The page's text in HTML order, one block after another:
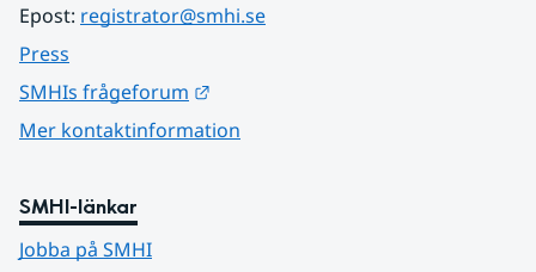
Epost: registrator@smhi.se
Press
SMHIs frågeforum
Mer kontaktinformation
SMHI-länkar
Jobba på SMHI